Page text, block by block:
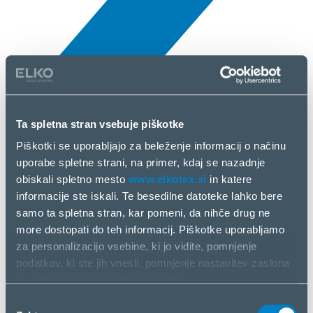
Ta spletna stran vsebuje piškotke
Piškotki se uporabljajo za beleženje informacij o načinu
uporabe spletne strani, na primer, kdaj se nazadnje
obiskali spletno mesto www.elkotex.si in katere
informacije ste iskali. Te besedilne datoteke lahko bere
samo ta spletna stran, kar pomeni, da nihče drug ne
more dostopati do teh informacij. Piškotke uporabljamo
za personalizacijo vsebine, ki jo vidite, pomnjenje
podatkov, ki ste jih vnesli, pomnjenje nastavitev zaslona
All news
DREAME